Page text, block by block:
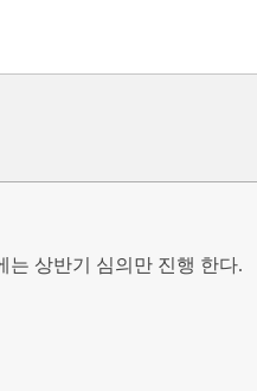
는 상반기 심의만 진행 한다.